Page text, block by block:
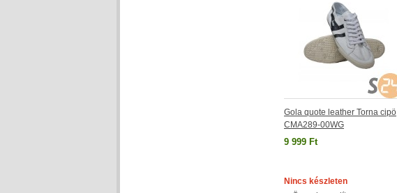
Gola quote leather Torna cipö
CMA289-00WG
9 999 Ft
Nincs készleten